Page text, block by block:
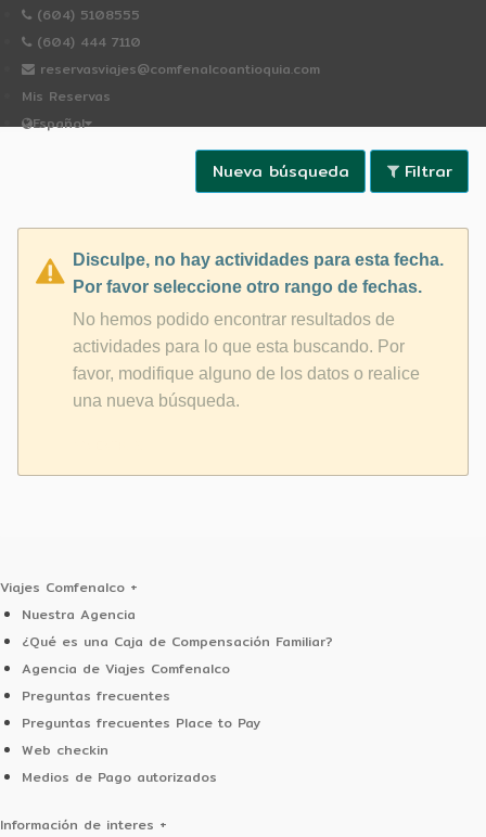
(604) 5108555
(604) 444 7110
reservasviajes@comfenalcoantioquia.com
Mis Reservas
Español
Inicio
Hoteles comfenalco
Mi cuenta
Nueva búsqueda Filtrar
Disculpe, no hay actividades para esta fecha.
Por favor seleccione otro rango de fechas.
No hemos podido encontrar resultados de
actividades para lo que esta buscando. Por
favor, modifique alguno de los datos o realice
una nueva búsqueda.
Viajes Comfenalco +
Nuestra Agencia
¿Qué es una Caja de Compensación Familiar?
Agencia de Viajes Comfenalco
Preguntas frecuentes
Preguntas frecuentes Place to Pay
Web checkin
Medios de Pago autorizados
Información de interes +